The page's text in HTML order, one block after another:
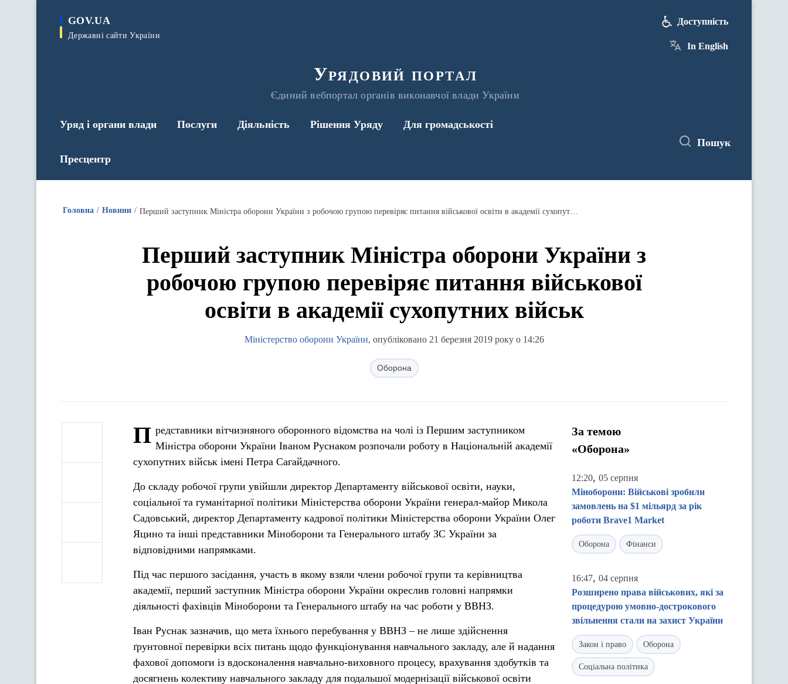
GOV.UA
Державні сайти України
Урядовий портал
Єдиний вебпортал органів виконавчої влади України
Доступність
In English
Уряд і органи влади Послуги Діяльність Рішення Уряду Для громадськості
Пресцентр
Пошук
Головна Новини Перший заступник Міністра оборони України з робочою групою перевіряє питання військової освіти в академії сухопутних військ
Перший заступник Міністра оборони України з
робочою групою перевіряє питання військової
освіти в академії сухопутних військ
Міністерство оборони України, опубліковано 21 березня 2019 року о 14:26
Оборона
П редставники вітчизняного оборонного відомства на чолі із Першим заступником
Міністра оборони України Іваном Руснаком розпочали роботу в Національній академії
сухопутних військ імені Петра Сагайдачного.
До складу робочої групи увійшли директор Департаменту військової освіти, науки,
соціальної та гуманітарної політики Міністерства оборони України генерал-майор Микола
Садовський, директор Департаменту кадрової політики Міністерства оборони України Олег
Яцино та інші представники Міноборони та Генерального штабу ЗС України за
відповідними напрямками.
Під час першого засідання, участь в якому взяли члени робочої групи та керівництва
академії, перший заступник Міністра оборони України окреслив головні напрямки
діяльності фахівців Міноборони та Генерального штабу на час роботи у ВВНЗ.
Іван Руснак зазначив, що мета їхнього перебування у ВВНЗ – не лише здійснення
ґрунтовної перевірки всіх питань щодо функціонування навчального закладу, але й надання
фахової допомоги із вдосконалення навчально-виховного процесу, врахування здобутків та
досягнень колективу навчального закладу для подальшої модернізації військової освіти
За темою
«Оборона»
12:20, 05 серпня
Міноборони: Військові зробили
замовлень на $1 мільярд за рік
роботи Brave1 Market
Оборона Фінанси
16:47, 04 серпня
Розширено права військових, які за
процедурою умовно-дострокового
звільнення стали на захист України
Закон і право Оборона
Соціальна політика